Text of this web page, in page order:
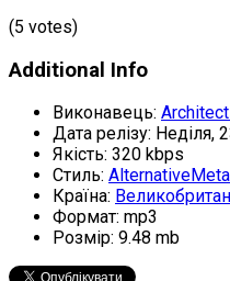
(5 votes)
Additional Info
Виконавець:
Дата релізу: Неділя,
Якість: 320 kbps
Стиль: AlternativeMetal
Країна:
Формат: mp3
Розмір: 9.48 mb